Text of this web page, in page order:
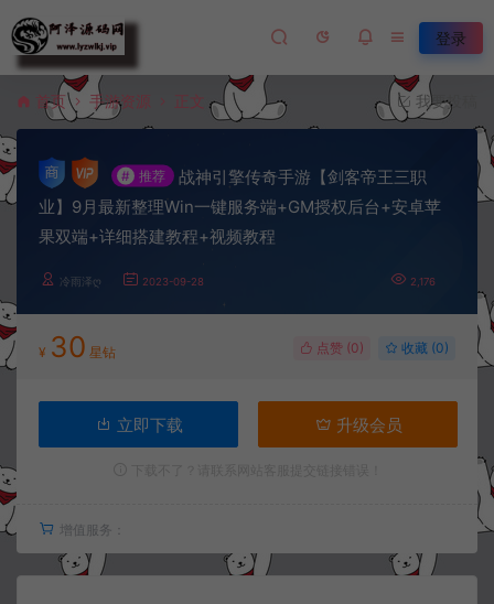
登录
首页 手游资源 正文 我要投稿
# 推荐
战神引擎传奇手游【剑客帝王三职
业】9月最新整理Win一键服务端+GM授权后台+安卓苹
果双端+详细搭建教程+视频教程
冷雨泽ღ 2023-09-28 2,176
¥ 30 星钻 点赞 (0) 收藏 (0)
立即下载 升级会员
增值服务：